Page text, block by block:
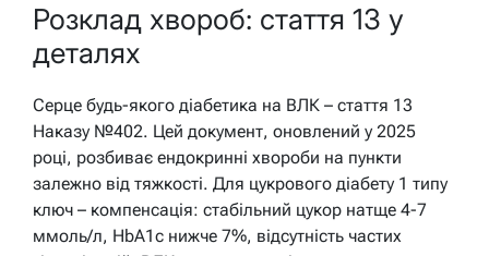
Розклад хвороб: стаття 13 у
деталях
Серце будь-якого діабетика на ВЛК – стаття 13
Наказу №402. Цей документ, оновлений у 2025
році, розбиває ендокринні хвороби на пункти
залежно від тяжкості. Для цукрового діабету 1 типу
ключ – компенсація: стабільний цукор натще 4-7
ммоль/л, HbA1c нижче 7%, відсутність частих